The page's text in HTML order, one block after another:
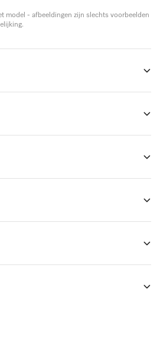
model - afbeeldingen zijn slechts voorbeelden